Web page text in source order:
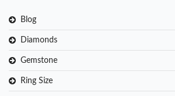
Blog
Diamonds
Gemstone
Ring Size